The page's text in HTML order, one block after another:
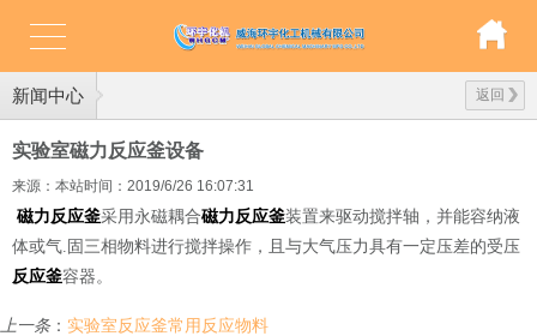
新闻中心 返回
实验室磁力反应釜设备
来源：本站时间：2019/6/26 16:07:31
磁力反应釜采用永磁耦合磁力反应釜装置来驱动搅拌轴，并能容纳液
体或气.固三相物料进行搅拌操作，且与大气压力具有一定压差的受压
反应釜容器。
上一条： 实验室反应釜常用反应物料